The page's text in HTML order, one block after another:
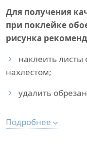
Для получения
при поклейке
рисунка
наклеить
нахлестом;
удалить
Подробнее